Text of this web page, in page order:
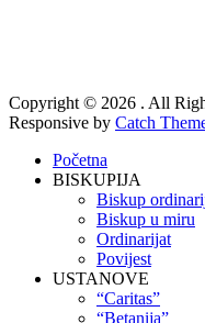
Copyright © 2026 . All
Responsive by Catch
Početna
BISKUPIJA
Biskup
Biskup u miru
Ordinarijat
Povijest
USTANOVE
“Caritas”
“Betanija”